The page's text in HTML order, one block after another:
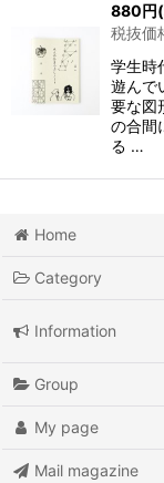
880円
税抜価
学生時
遊んで
要な図
の合間
る …
Home
Category
Information
Group
My page
Mail magazine